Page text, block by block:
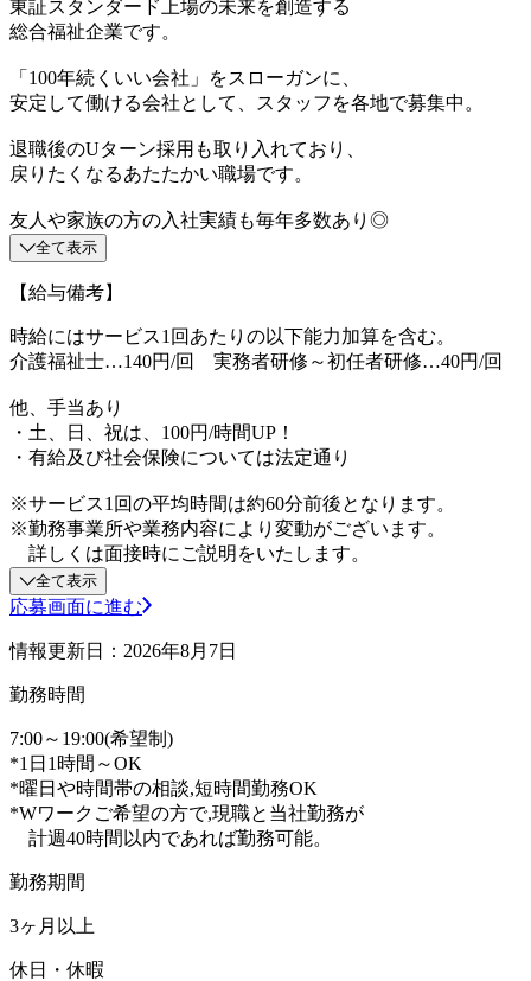
東証スタンダード上場の未来を創造する
総合福祉企業です。
「100年続くいい会社」をスローガンに、
安定して働ける会社として、スタッフを各地で募集中。
退職後のUターン採用も取り入れており、
戻りたくなるあたたかい職場です。
友人や家族の方の入社実績も毎年多数あり◎
全て表示
【給与備考】
時給にはサービス1回あたりの以下能力加算を含む。
介護福祉士…140円/回 実務者研修～初任者研修…40円/回
他、手当あり
・土、日、祝は、100円/時間UP！
・有給及び社会保険については法定通り
※サービス1回の平均時間は約60分前後となります。
※勤務事業所や業務内容により変動がございます。
詳しくは面接時にご説明をいたします。
全て表示
応募画面に進む
情報更新日：2026年8月7日
勤務時間
7:00～19:00(希望制)
*1日1時間～OK
*曜日や時間帯の相談,短時間勤務OK
*Wワークご希望の方で,現職と当社勤務が
計週40時間以内であれば勤務可能。
勤務期間
3ヶ月以上
休日・休暇